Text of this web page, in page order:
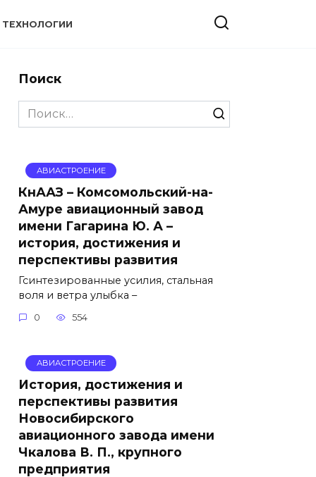
ТЕХНОЛОГИИ
Поиск
Search
for:
АВИАСТРОЕНИЕ
КнААЗ – Комсомольский-на-
Амуре авиационный завод
имени Гагарина Ю. А –
история, достижения и
перспективы развития
Гсинтезированные усилия, стальная
воля и ветра улыбка –
0 554
АВИАСТРОЕНИЕ
История, достижения и
перспективы развития
Новосибирского
авиационного завода имени
Чкалова В. П., крупного
предприятия